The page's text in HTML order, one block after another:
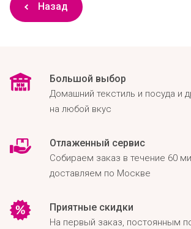
Назад
Большой выбор
Домашний текстиль и посуда и
на любой вкус
Отлаженный сервис
Собираем заказ в течение 60
доставляем по Москве
Приятные скидки
На первый заказ, постоянным